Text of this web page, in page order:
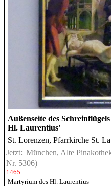
Außenseite des
Hl. Laurentius'
St. Lorenzen, Pfarrkirche St.
Jetzt: München, Alte
Nr. 5306)
1465
Martyrium des Hl. Laurentius